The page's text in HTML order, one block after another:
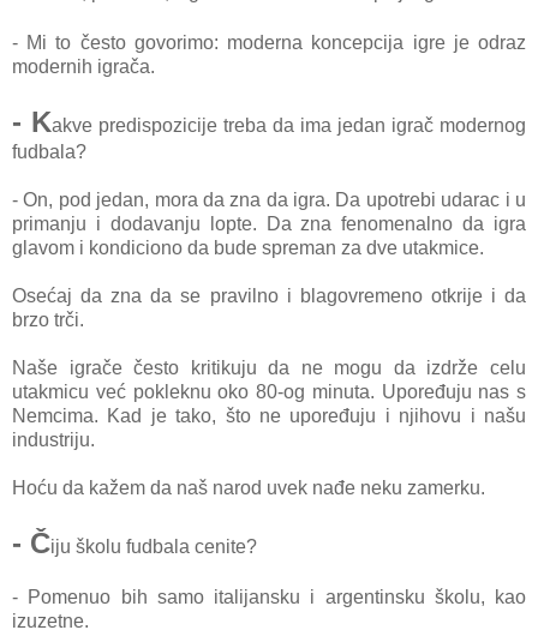
- Mi to često govorimo: moderna koncepcija igre je odraz
modernih igrača.
- Kakve predispozicije treba da ima jedan igrač modernog
fudbala?
- On, pod jedan, mora da zna da igra. Da upotrebi udarac i u
primanju i dodavanju lopte. Da zna fenomenalno da igra
glavom i kondiciono da bude spreman za dve utakmice.
Osećaj da zna da se pravilno i blagovremeno otkrije i da
brzo trči.
Naše igrače često kritikuju da ne mogu da izdrže celu
utakmicu već pokleknu oko 80-og minuta. Upoređuju nas s
Nemcima. Kad je tako, što ne upoređuju i njihovu i našu
industriju.
Hoću da kažem da naš narod uvek nađe neku zamerku.
- Čiju školu fudbala cenite?
- Pomenuo bih samo italijansku i argentinsku školu, kao
izuzetne.